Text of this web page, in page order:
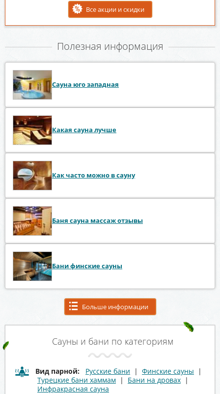
Все акции и скидки
Полезная информация
Сауна юго западная
Какая сауна лучше
Как часто можно в сауну
Баня сауна массаж отзывы
Бани финские сауны
Больше информации
Сауны и бани по категориям
Вид парной: Русские бани | Финские сауны |
Турецкие бани хаммам | Бани на дровах |
Инфракрасная сауна